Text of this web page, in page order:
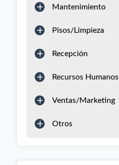
Mantenimiento
Pisos/Limpieza
Recepción
Recursos Humanos
Ventas/Marketing
Otros